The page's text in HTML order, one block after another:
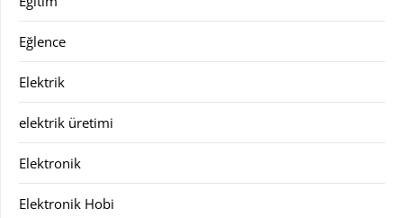
Eğlence
Elektrik
elektrik üretimi
Elektronik
Elektronik Hobi